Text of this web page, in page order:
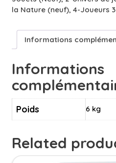
la Nature (neuf), 4-Joueurs
Informations
Informations
Poids 6 kg
Related